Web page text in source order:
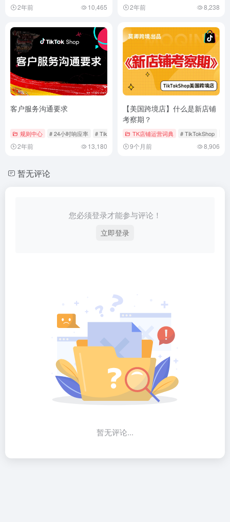
2年前 10,465 2年前 8,238
客户服务沟通要求
规则中心 # 24小时响应率 # TikTokShop # 客户服务
2年前 13,180
【美国跨境店】什么是新店铺
考察期？
TK店铺运营词典 # TikTokShop
9个月前 8,906
暂无评论
您必须登录才能参与评论！
立即登录
暂无评论...